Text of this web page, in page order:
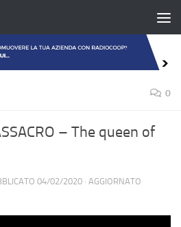
0
– The queen of
04/02/2020 · AGGIORNATO